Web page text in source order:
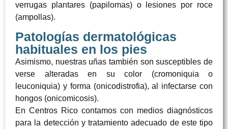
verrugas plantares (papilomas) o lesiones por roce
(ampollas).
Patologías dermatológicas
habituales en los pies
Asimismo, nuestras uñas también son susceptibles de
verse alteradas en su color (cromoniquia o
leuconiquia) y forma (onicodistrofia), al infectarse con
hongos (onicomicosis).
En Centros Rico contamos con medios diagnósticos
para la detección y tratamiento adecuado de este tipo